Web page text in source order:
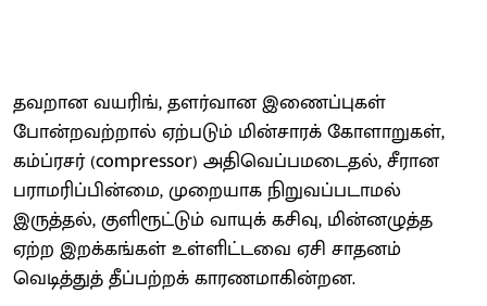
தவறான வயரிங், தளர்வான இணைப்புகள்
போன்றவற்றால் ஏற்படும் மின்சாரக் கோளாறுகள்,
கம்ப்ரசர் (compressor) அதிவெப்பமடைதல், சீரான
பராமரிப்பின்மை, முறையாக நிறுவப்படாமல்
இருத்தல், குளிரூட்டும் வாயுக் கசிவு, மின்னழுத்த
ஏற்ற இறக்கங்கள் உள்ளிட்டவை ஏசி சாதனம்
வெடித்துத் தீப்பற்றக் காரணமாகின்றன.